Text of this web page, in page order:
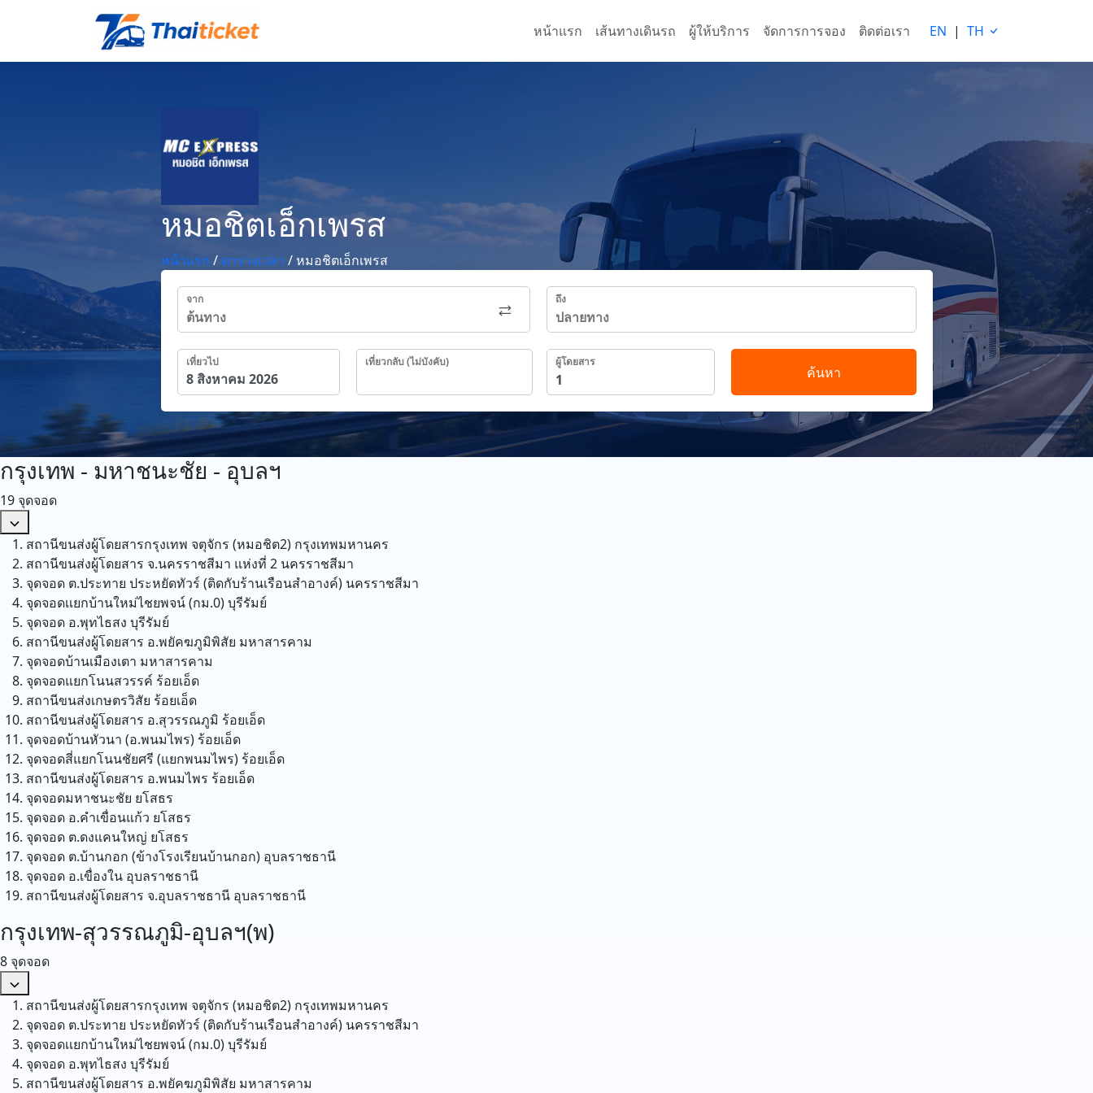
หน้าแรก เส้นทางเดินรถ ผู้ให้บริการ จัดการการจอง ติดต่อเรา EN | TH
หมอชิตเอ็กเพรส
หน้าแรก / ตารางเวลา / หมอชิตเอ็กเพรส
จาก ถึง
เที่ยวไป เที่ยวกลับ (ไม่บังคับ) ผู้โดยสาร
ค้นหา
กรุงเทพ - มหาชนะชัย - อุบลฯ
19 จุดจอด
สถานีขนส่งผู้โดยสารกรุงเทพ จตุจักร (หมอชิต2) กรุงเทพมหานคร
สถานีขนส่งผู้โดยสาร จ.นครราชสีมา แห่งที่ 2 นครราชสีมา
จุดจอด ต.ประทาย ประหยัดทัวร์ (ติดกับร้านเรือนสำอางค์) นครราชสีมา
จุดจอดเเยกบ้านใหม่ไชยพจน์ (กม.0)บุรีรัมย์
จุดจอด อ.พุทไธสง บุรีรัมย์
สถานีขนส่งผู้โดยสาร อ.พยัคฆภูมิพิสัย มหาสารคาม
จุดจอดบ้านเมืองเตา มหาสารคาม
จุดจอดแยกโนนสวรรค์ ร้อยเอ็ด
สถานีขนส่งเกษตรวิสัย ร้อยเอ็ด
สถานีขนส่งผู้โดยสาร อ.สุวรรณภูมิ ร้อยเอ็ด
จุดจอดบ้านหัวนา (อ.พนมไพร) ร้อยเอ็ด
จุดจอดสี่แยกโนนชัยศรี (แยกพนมไพร) ร้อยเอ็ด
สถานีขนส่งผู้โดยสาร อ.พนมไพร ร้อยเอ็ด
จุดจอดมหาชนะชัย ยโสธร
จุดจอด อ.คำเขื่อนแก้ว ยโสธร
จุดจอด ต.ดงแคนใหญ่ ยโสธร
จุดจอด ต.บ้านกอก (ข้างโรงเรียนบ้านกอก) อุบลราชธานี
จุดจอด อ.เขื่องใน อุบลราชธานี
สถานีขนส่งผู้โดยสาร จ.อุบลราชธานี อุบลราชธานี
กรุงเทพ-สุวรรณภูมิ-อุบลฯ(พ)
8 จุดจอด
สถานีขนส่งผู้โดยสารกรุงเทพ จตุจักร (หมอชิต2) กรุงเทพมหานคร
จุดจอด ต.ประทาย ประหยัดทัวร์ (ติดกับร้านเรือนสำอางค์) นครราชสีมา
จุดจอดเเยกบ้านใหม่ไชยพจน์ (กม.0)บุรีรัมย์
จุดจอด อ.พุทไธสง บุรีรัมย์
สถานีขนส่งผู้โดยสาร อ.พยัคฆภูมิพิสัย มหาสารคาม